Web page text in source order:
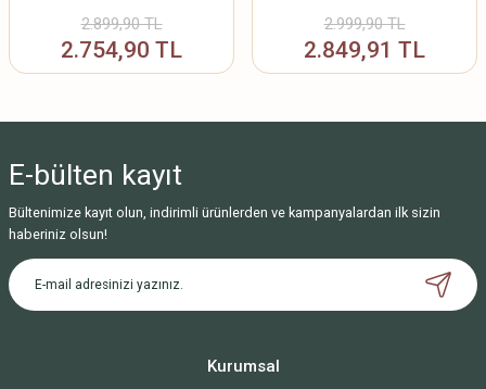
2.899,90 TL
2.754,90 TL
2.999,90 TL
2.849,91 TL
E-bülten kayıt
Bültenimize kayıt olun, indirimli ürünlerden ve kampanyalardan ilk sizin
haberiniz olsun!
Kurumsal